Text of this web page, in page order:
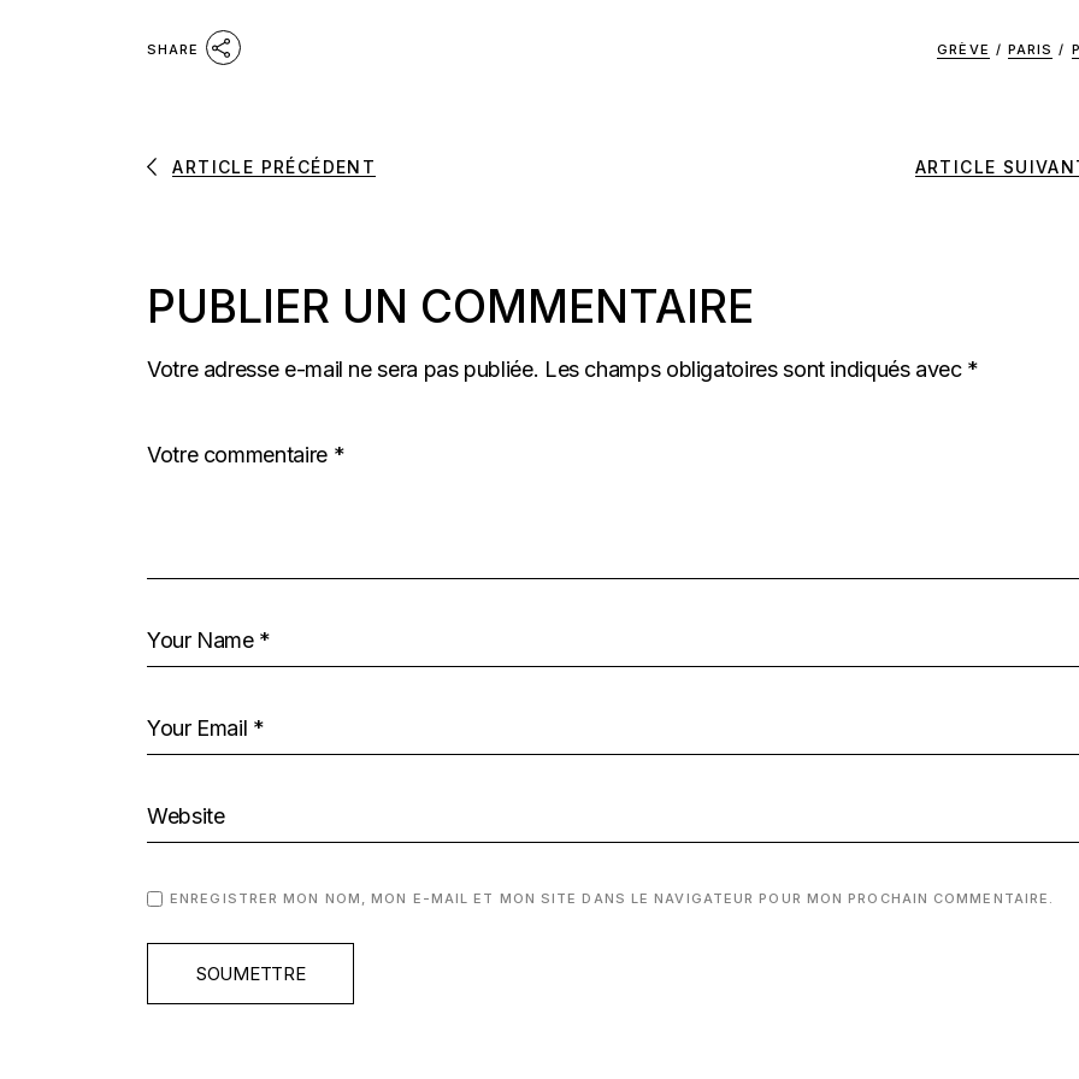
SHARE GRÈVE / PARIS /
ARTICLE PRÉCÉDENT ARTICLE
PUBLIER UN COMMENTAIRE
Votre adresse e-mail ne sera pas publiée. Les champs obligatoires sont indiqués avec *
ENREGISTRER MON NOM, MON E-MAIL ET MON SITE DANS LE NAVIGATEUR POUR MON PROCHAIN COMMENTAIRE.
SOUMETTRE